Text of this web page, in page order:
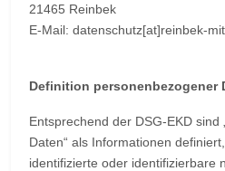
21465 Reinbek
E-Mail: datenschutz[at]reinbek-
Definition personenbezogener
Entsprechend der DSG-EKD sind
Daten“ als Informationen
identifizierte oder identifizierbare